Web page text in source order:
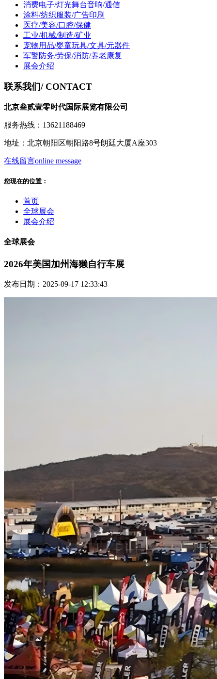
消费电子/灯光舞台音响/通信
涂料/纺织服装/广告印刷
医疗/美容/口腔/保健
工业/机械/制造/矿业
宠物用品/婴童玩具/文具/元器件
军警防务/劳保/消防/养老康复
展会介绍
联系我们/ CONTACT
北京叁贰壹零时代国际展览有限公司
服务热线：13621188469
地址：北京朝阳区朝阳路8号朗廷大厦A座303
在线留言online message
您现在的位置：
首页
全球展会
展会介绍
全球展会
2026年美国加州海獭自行车展
发布日期：2025-09-17 12:33:43